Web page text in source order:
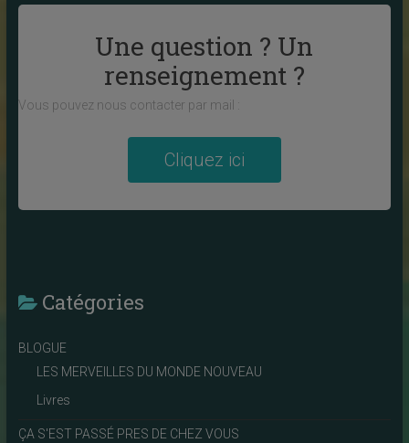
Une question ? Un
renseignement ?
Vous pouvez nous contacter par mail :
Cliquez ici
Catégories
BLOGUE
LES MERVEILLES DU MONDE NOUVEAU
Livres
ÇA S'EST PASSÉ PRES DE CHEZ VOUS